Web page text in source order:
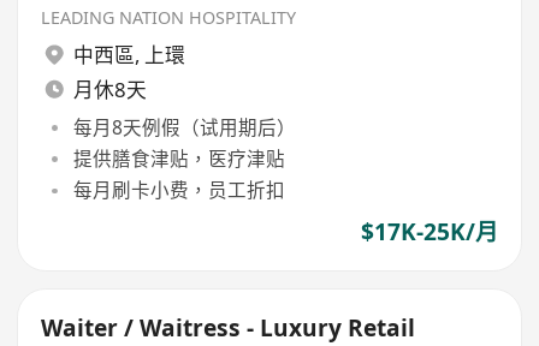
LEADING NATION HOSPITALITY
中西區, 上環
月休8天
每月8天例假（试用期后）
提供膳食津贴，医疗津贴
每月刷卡小费，员工折扣
$17K-25K/月
Waiter / Waitress - Luxury Retail